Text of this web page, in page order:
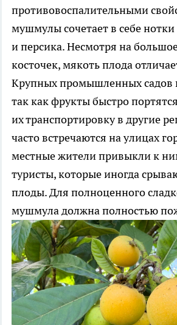
противовоспалительными
мушмулы сочетает в себе
и персика. Несмотря на
косточек, мякоть плода
Крупных промышленных садов
так как фрукты быстро
их транспортировку в другие
часто встречаются на улицах
местные жители привыкли к
туристы, которые иногда
плоды. Для полноценного
мушмула должна полностью